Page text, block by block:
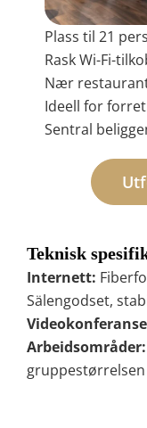
Plass til 21
Rask Wi-Fi-
Nær
Ideell for
Sentral
Teknisk
Internett:
Sälengodset,
Arbeidsområder:
gruppestørrelsen